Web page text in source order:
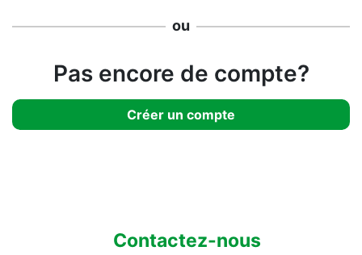
ou
Pas encore de compte?
Créer un compte
Contactez-nous